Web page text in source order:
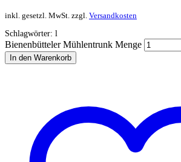
inkl. gesetzl. MwSt. zzgl. Versandkosten
Schlagwörter: l
Bienenbütteler Mühlentrunk Menge
In den Warenkorb